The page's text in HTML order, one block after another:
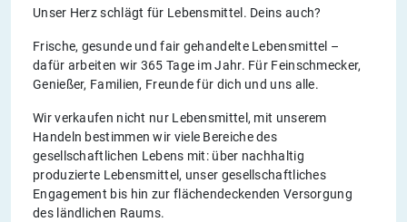
Unser Herz schlägt für Lebensmittel. Deins auch?
Frische, gesunde und fair gehandelte Lebensmittel –
dafür arbeiten wir 365 Tage im Jahr. Für Feinschmecker,
Genießer, Familien, Freunde für dich und uns alle.
Wir verkaufen nicht nur Lebensmittel, mit unserem
Handeln bestimmen wir viele Bereiche des
gesellschaftlichen Lebens mit: über nachhaltig
produzierte Lebensmittel, unser gesellschaftliches
Engagement bis hin zur flächendeckenden Versorgung
des ländlichen Raums.